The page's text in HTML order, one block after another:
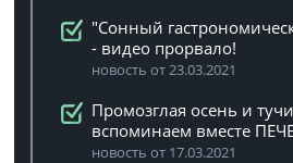
"Сонный
- видео прорвало!
новость от 23.03.2021
Промозглая осень и
вспоминаем вместе
новость от 17.03.2021